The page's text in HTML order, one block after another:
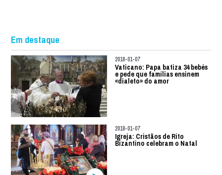
Em destaque
2018-01-07
Vaticano: Papa batiza 34 bebés
e pede que famílias ensinem
«dialeto» do amor
2018-01-07
Igreja: Cristãos de Rito
Bizantino celebram o Natal